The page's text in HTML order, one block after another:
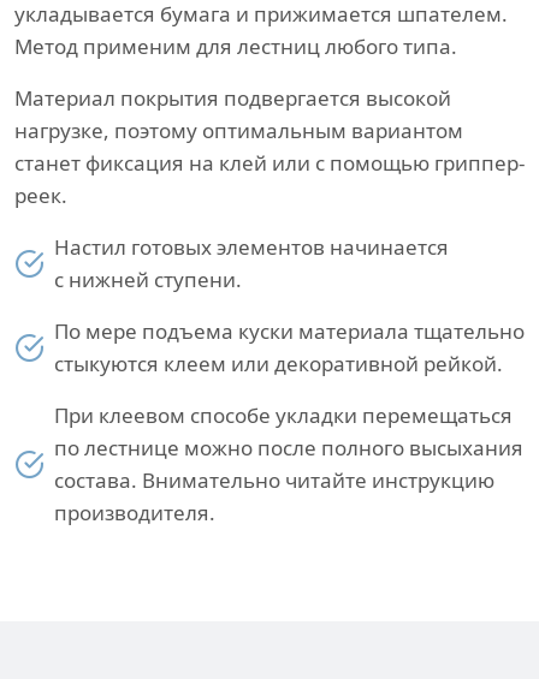
укладывается бумага и прижимается шпателем.
Метод применим для лестниц любого типа.
Материал покрытия подвергается высокой
нагрузке, поэтому оптимальным вариантом
станет фиксация на клей или с помощью гриппер-
реек.
Настил готовых элементов начинается
с нижней ступени.
По мере подъема куски материала тщательно
стыкуются клеем или декоративной рейкой.
При клеевом способе укладки перемещаться
по лестнице можно после полного высыхания
состава. Внимательно читайте инструкцию
производителя.